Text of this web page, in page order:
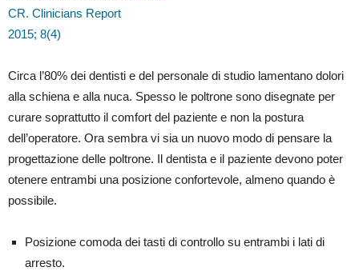
CR. Clinicians Report
2015; 8(4)
Circa l’80% dei dentisti e del personale di studio lamentano dolori
alla schiena e alla nuca. Spesso le poltrone sono disegnate per
curare soprattutto il comfort del paziente e non la postura
dell’operatore. Ora sembra vi sia un nuovo modo di pensare la
progettazione delle poltrone. Il dentista e il paziente devono poter
otenere entrambi una posizione confortevole, almeno quando è
possibile.
Posizione comoda dei tasti di controllo su entrambi i lati di
arresto.